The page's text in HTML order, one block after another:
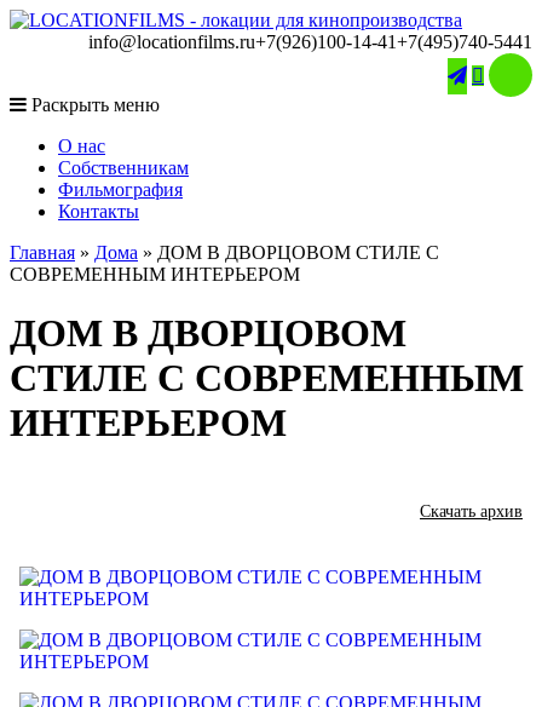
info@locationfilms.ru+7(926)100-14-41+7(495)740-5441

Раскрыть меню
O нас
Собственникам
Фильмография
Контакты
Главная » Дома » ДОМ В ДВОРЦОВОМ СТИЛЕ С
СОВРЕМЕННЫМ ИНТЕРЬЕРОМ
ДОМ В ДВОРЦОВОМ
СТИЛЕ С СОВРЕМЕННЫМ
ИНТЕРЬЕРОМ
Скачать архив